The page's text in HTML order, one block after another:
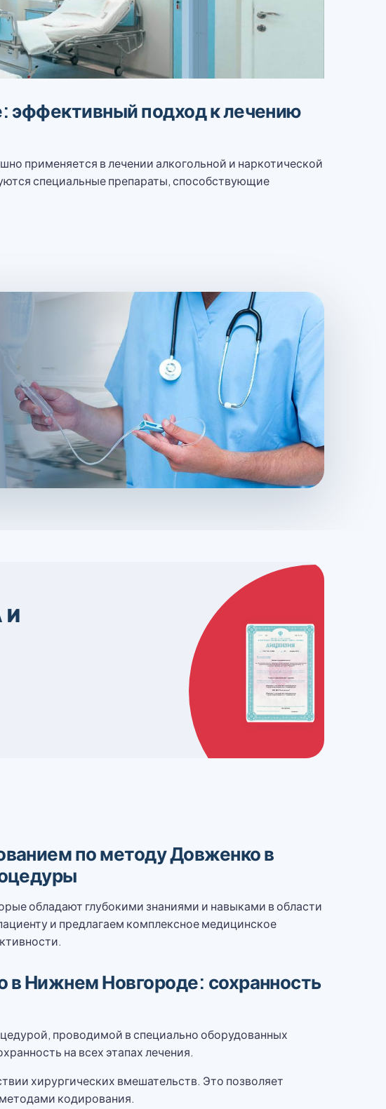
эффективный подход к лечению
применяется в лечении алкогольной и наркотической
специальные препараты, способствующие
И
по методу Довженко в
обладают глубокими знаниями и навыками в области
и предлагаем комплексное медицинское
в Нижнем Новгороде: сохранность
проводимой в специально оборудованных
на всех этапах лечения.
хирургических вмешательств. Это позволяет
кодирования.